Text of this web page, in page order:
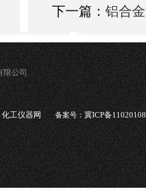
下一篇： 铝合
限公司
化工仪器网 备案号：冀ICP备